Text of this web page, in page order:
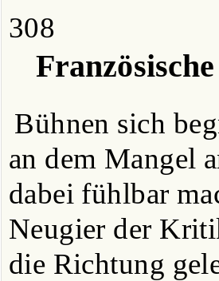
308
Bühnen sich
an dem Mangel
dabei fühlbar
Neugier der
die Richtung